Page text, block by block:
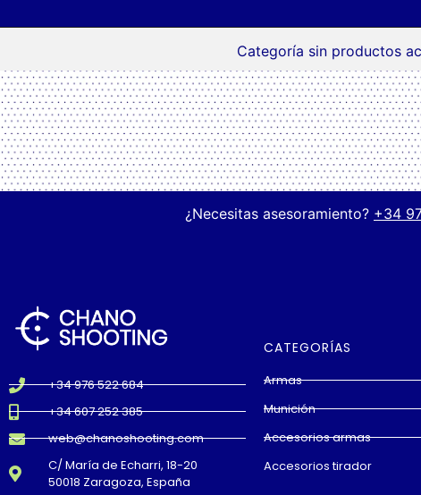
Categoría sin productos
¿Necesitas asesoramiento? +34
+34 976 522 684
+34 607 252 385
web@chanoshooting.com
C/ María de Echarri, 18-20
50018 Zaragoza, España
CATEGORÍAS
Armas
Munición
Accesorios armas
Accesorios tirador